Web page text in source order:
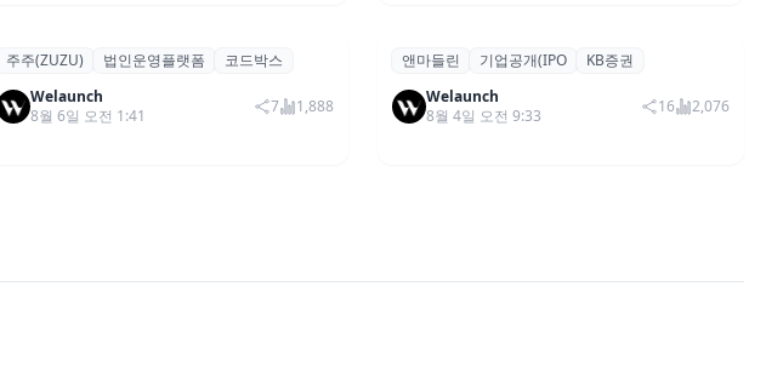
기타
스톡옵션 취소율 2년 만에
18.2%→31.3%…권리 발생 즉시 행사
비중도 급증
주주(ZUZU) 법인운영플랫폼
코드박스
Welaunch
8월 6일 오전 1:41
7 1,888
기타
글로브∙플릭스 운영 뷰티테크 앤마들
린, 코스닥 IPO 본격 추진
앤마들린 기업공개(IPO
KB증권
Welaunch
8월 4일 오전 9:33
16 2,076